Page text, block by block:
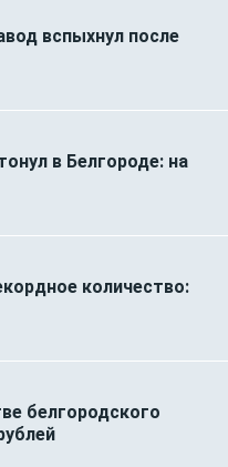
вспыхнул после
в Белгороде: на
количество:
белгородского